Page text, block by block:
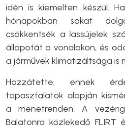
idén is kiemelten készül.
hónapokban sokat
csökkentsék a lassújelek
állapotát a vonalakon, és
a járművek klimatizáltsága is
Hozzátette, ennek
tapasztalatok alapján
a menetrenden. A
Balatonra közlekedő FLIRT